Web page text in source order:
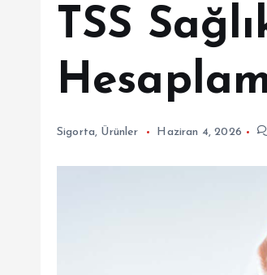
TSS
Sigorta, Ürünler Haziran 4, 2026